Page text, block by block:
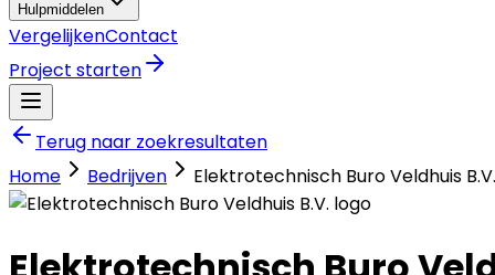
Hulpmiddelen
VergelijkenContact
Project starten
Terug naar zoekresultaten
Home
Bedrijven Elektrotechnisch Buro Veldhuis B.V.